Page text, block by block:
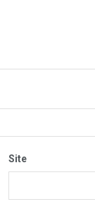
Site